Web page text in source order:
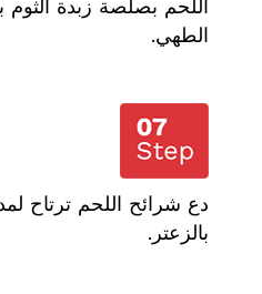
اللحم بصلصة زبدة الثوم
الطهي.
بالزعتر.